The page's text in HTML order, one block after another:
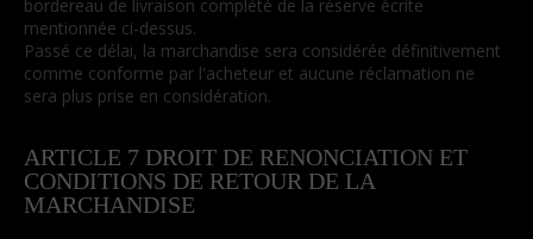
bordereau de livraison complété de la réserve écrite
mentionnée ci-dessus.
Passé ce délai, la marchandise sera considérée définitivement
comme conforme par l'acheteur et aucune réclamation ne
sera plus prise en considération.
ARTICLE 7 DROIT DE RENONCIATION ET
CONDITIONS DE RETOUR DE LA
MARCHANDISE